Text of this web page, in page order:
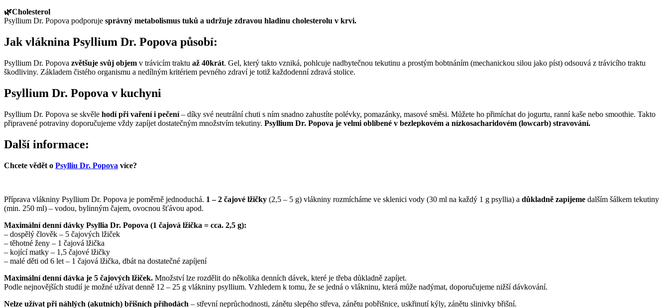
🌿Cholesterol
Psyllium Dr. Popova podporuje správný metabolismus tuků a udržuje zdravou hladinu cholesterolu v krvi.
Jak vláknina Psyllium Dr. Popova působí:
Psyllium Dr. Popova zvětšuje svůj objem v trávicím traktu až 40krát. Gel, který takto vzniká, pohlcuje nadbytečnou tekutinu a prostým bobtnáním (mechanickou silou jako píst) odsouvá z trávicího traktu
škodliviny. Základem čistého organismu a nedílným kritériem pevného zdraví je totiž každodenní zdravá stolice.
Psyllium Dr. Popova v kuchyni
Psyllium Dr. Popova se skvěle hodí při vaření i pečení– díky své neutrální chuti s ním snadno zahustíte polévky, pomazánky, masové směsi. Můžete ho přimíchat do jogurtu, ranní kaše nebo smoothie. Takto
připravené potraviny doporučujeme vždy zapíjet dostatečným množstvím tekutiny. Psyllium Dr. Popova je velmi oblíbené v bezlepkovém a nízkosacharidovém (lowcarb) stravování.
Další informace:
Chcete vědět o Psylliu Dr. Popova více?
Příprava vlákniny Psyllium Dr. Popova je poměrně jednoduchá. 1 – 2 čajové lžičky (2,5 – 5 g) vlákniny rozmícháme ve sklenici vody (30 ml na každý 1 g psyllia) a důkladně zapijeme dalším šálkem tekutiny
(min. 250 ml) – vodou, bylinným čajem, ovocnou šťávou apod.
Maximální denní dávky Psyllia Dr. Popova (1 čajová lžička = cca. 2,5 g):
– dospělý člověk – 5 čajových lžiček
– těhotné ženy – 1 čajová lžička
– kojící matky – 1,5 čajové lžičky
– malé děti od 6 let – 1 čajová lžička, dbát na dostatečné zapíjení
Maximální denní dávka je 5 čajových lžiček. Množství lze rozdělit do několika denních dávek, které je třeba důkladně zapíjet.
Podle nejnovějších studií je možné užívat denně 12 – 25 g vlákniny psyllium. Vzhledem k tomu, že se jedná o vlákninu, která může nadýmat, doporučujeme nižší dávkování.
Nelze užívat při náhlých (akutních) břišních příhodách – střevní neprůchodnosti, zánětu slepého střeva, zánětu pobřišnice, uskřinutí kýly, zánětu slinivky břišní.